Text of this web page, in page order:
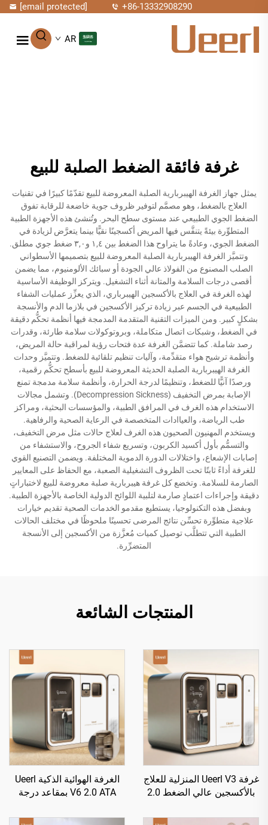
+86-13332908290
[email protected]
AR
غرفة فائقة الضغط الصلبة للبيع
يمثل جهاز الغرفة الهيبربارية الصلبة المعروضة للبيع تقدّمًا كبيرًا في تقنيات
العلاج بالضغط، وهو مصمَّم لتوفير ظروف جوية خاضعة للرقابة تفوق
الضغط الجوي الطبيعي عند مستوى سطح البحر. وتُنشئ هذه الأجهزة الطبية
المتطوِّرة بيئةً يتنفَّس فيها المريض أكسجينًا نقيًّا بينما يتعرَّض لزيادة في
الضغط الجوي، وعادةً ما يتراوح هذا الضغط بين ١,٤ و٣,٠ ضغط جوي مطلق.
وتتميَّز الغرفة الهيبربارية الصلبة المعروضة للبيع بتصميمها الأسطواني
الصلب المصنوع من الفولاذ عالي الجودة أو سبائك الألومنيوم، مما يضمن
أقصى درجات السلامة والمتانة أثناء التشغيل. ويتركز الوظيفة الأساسية
لهذه الغرفة في العلاج بالأكسجين الهيبرباري، الذي يعزِّز عمليات الشفاء
الطبيعية في الجسم عبر زيادة تركيز الأكسجين في بلازما الدم والأنسجة
بشكلٍ كبير. ومن الميزات التقنية المتقدمة المدمجة فيها أنظمة تحكُّم دقيقة
في الضغط، وشبكات اتصال متكاملة، وبروتوكولات سلامة طارئة، وقدرات
رصد شاملة. كما تتضمَّن الغرفة عدة فتحات رؤية لمراقبة حالة المريض،
وأنظمة ترشيح هواء متقدِّمة، وآليات تنظيم تلقائية للضغط. وتتميَّز وحدات
الغرفة الهيبربارية الصلبة الحديثة المعروضة للبيع بأسطح تحكُّم رقمية،
ورصدًا آنيًّا للضغط، وتنظيمًا لدرجة الحرارة، وأنظمة سلامة مدمجة تمنع
الإصابة بمرض التخفيف (Decompression Sickness). وتشمل مجالات
الاستخدام هذه الغرف في المرافق الطبية، والمؤسسات البحثية، ومراكز
طب الرياضة، والعياادات المتخصصة في الرعاية الصحية والرفاهية.
ويستخدم المهنيون الصحيون هذه الغرف لعلاج حالات مثل مرض التخفيف،
والتسمُّم بأول أكسيد الكربون، وتسريع شفاء الجروح، والاستشفاء من
إصابات الإشعاع، واختلالات الدورة الدموية المختلفة. ويضمن التصنيع القوي
للغرفة أداءً ثابتًا تحت الظروف التشغيلية الصعبة، مع الحفاظ على المعايير
الصارمة للسلامة. وتخضع كل غرفة هيبربارية صلبة معروضة للبيع لاختباراتٍ
دقيقة وإجراءات اعتمادٍ صارمة لتلبية اللوائح الدولية الخاصة بالأجهزة الطبية.
وبفضل هذه التكنولوجيا، يستطيع مقدمو الخدمات الصحية تقديم خيارات
علاجية متطوِّرة تحسِّن نتائج المرضى تحسينًا ملحوظًا في مختلف الحالات
الطبية التي تتطلَّب توصيل كميات مُعزَّزة من الأكسجين إلى الأنسجة
المتضرِّرة.
المنتجات الشائعة
غرفة Ueerl V3 المنزلية للعلاج
بالأكسجين عالي الضغط 2.0
ومتطورة لإنتاج الأكسجين
الغرفة الهوائية الذكية Ueerl
V6 2.0 ATA بمقاعد درجة